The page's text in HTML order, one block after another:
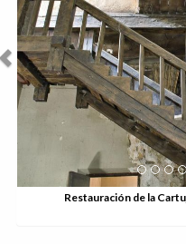
Restauración de la